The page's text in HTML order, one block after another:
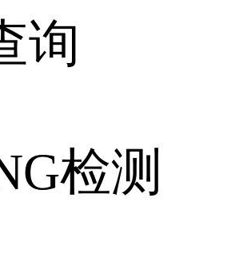
询
检测